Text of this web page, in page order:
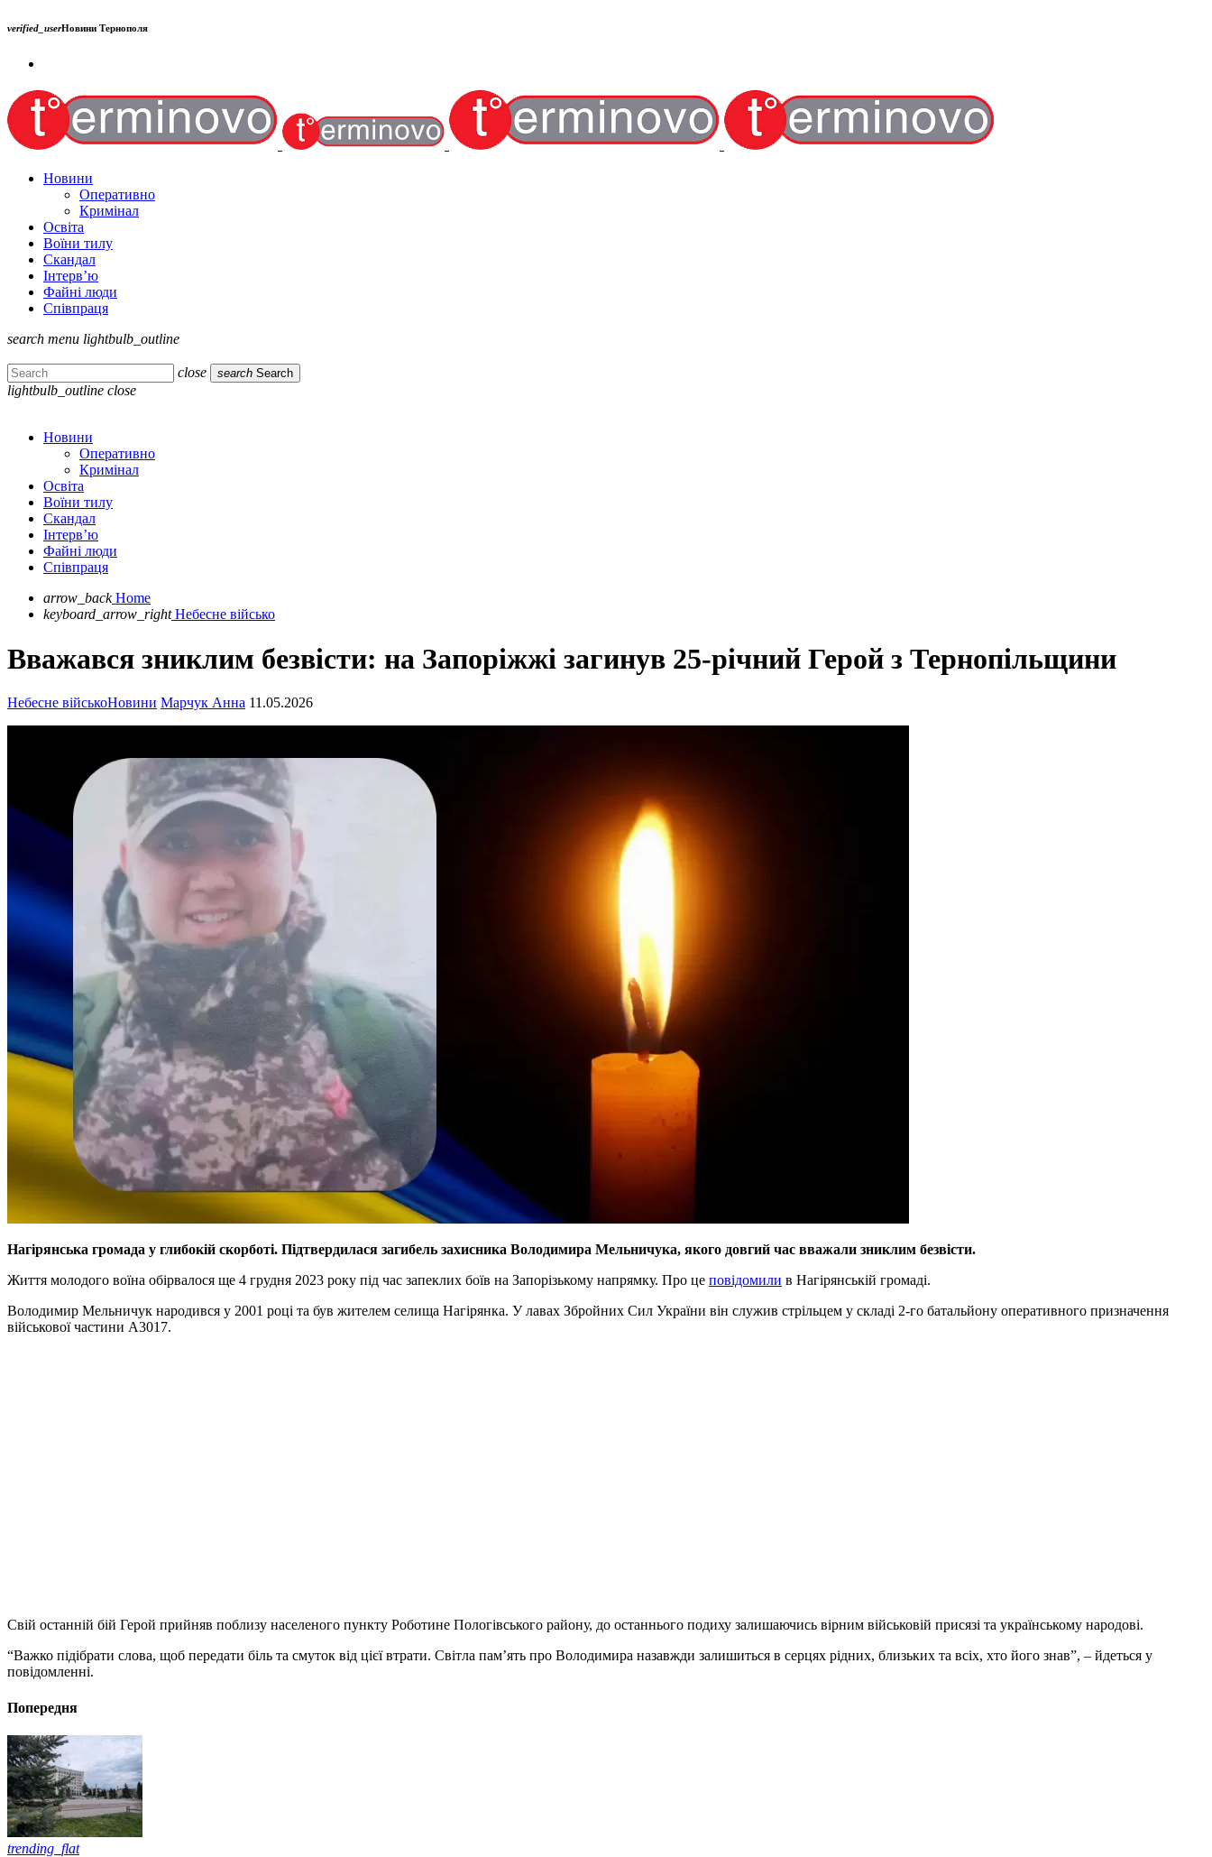
verified_userНовини Тернополя
Новини
Оперативно
Кримінал
Освіта
Воїни тилу
Скандал
Інтерв’ю
Файні люди
Співпраця
search menu lightbulb_outline
close search Search
lightbulb_outline close
Новини
Оперативно
Кримінал
Освіта
Воїни тилу
Скандал
Інтерв’ю
Файні люди
Співпраця
arrow_back Home
keyboard_arrow_right Небесне військо
Вважався зниклим безвісти: на Запоріжжі загинув 25-річний Герой з Тернопільщини
Небесне військоНовини Марчук Анна 11.05.2026
Нагірянська громада у глибокій скорботі. Підтвердилася загибель захисника Володимира Мельничука, якого довгий час вважали зниклим безвісти.
Життя молодого воїна обірвалося ще 4 грудня 2023 року під час запеклих боїв на Запорізькому напрямку. Про це повідомили в Нагірянській громаді.
Володимир Мельничук народився у 2001 році та був жителем селища Нагірянка. У лавах Збройних Сил України він служив стрільцем у складі 2-го батальйону оперативного призначення
військової частини А3017.
Свій останній бій Герой прийняв поблизу населеного пункту Роботине Пологівського району, до останнього подиху залишаючись вірним військовій присязі та українському народові.
“Важко підібрати слова, щоб передати біль та смуток від цієї втрати. Світла пам’ять про Володимира назавжди залишиться в серцях рідних, близьких та всіх, хто його знав”, – йдеться у
повідомленні.
Попередня
trending_flat